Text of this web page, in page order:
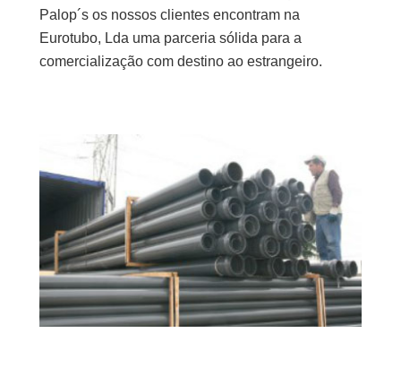
Palop´s os nossos clientes encontram na
Eurotubo, Lda uma parceria sólida para a
comercialização com destino ao estrangeiro.